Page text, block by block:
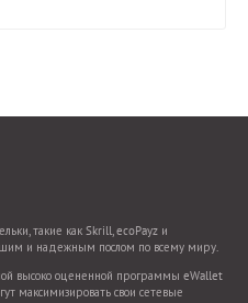
такие как Skrill, ecoPayz и
и надежным послом по всему миру.
высоко оцененной программы eWallet
максимизировать свои сетевые